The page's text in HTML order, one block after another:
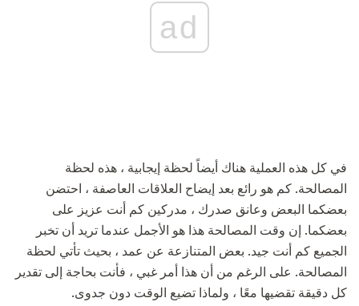
ad
في كل هذه العملية هناك أيضاً لحظة إيجابية ، هذه لحظة
المصالحة. كم هو رائع بعد إيضاح العلاقات العاصفة ، احتضن
بعضكما البعض وعانق صدرك ، مدركين كم أنت عزيز على
بعضكما. إن وقت المصالحة هذا هو الأجمل عندما تريد أن تخبر
الجميع كم أنت جيد. بعض المتنازعة عن عمد ، بحيث تأتي لحظة
المصالحة. على الرغم من أن هذا أمر غبي ، فأنت بحاجة إلى تقدير
كل دقيقة تقضيها معًا ، ولماذا تضيع الوقت دون جدوى.